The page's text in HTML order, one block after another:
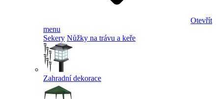
Otevřít
menu
Sekery Nůžky na trávu a keře
Zahradní dekorace